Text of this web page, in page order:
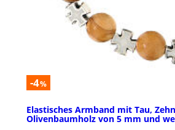
-4%
Elastisches Armband mit Tau,
Olivenbaumholz von 5 mm und